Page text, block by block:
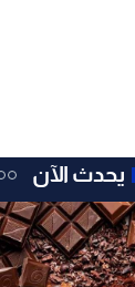
يحدث الآن